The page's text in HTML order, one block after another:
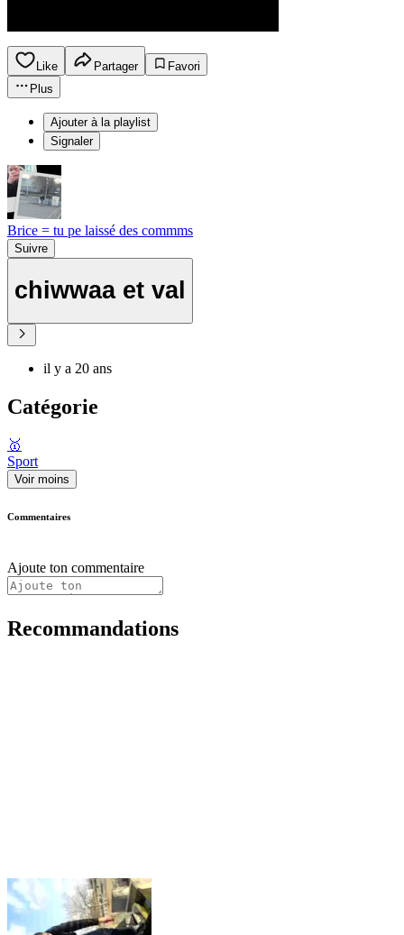
Like Partager
Favori
Plus
Ajouter à la playlist
Signaler
Brice = tu pe laissé des commms
Suivre
chiwwaa et val
il y a 20 ans
Catégorie
🥇
Sport
Voir moins
Commentaires
Ajoute ton commentaire
Recommandations